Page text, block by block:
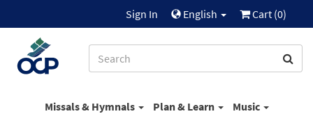
Sign In English Cart (0)
Missals & Hymnals Plan & Learn Music